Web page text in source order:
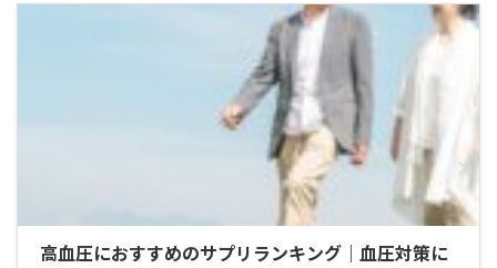
高血圧におすすめのサプリランキング｜血圧対策に